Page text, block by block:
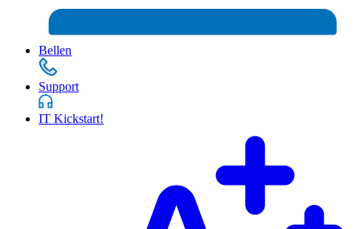
Bellen
Support
IT Kickstart!